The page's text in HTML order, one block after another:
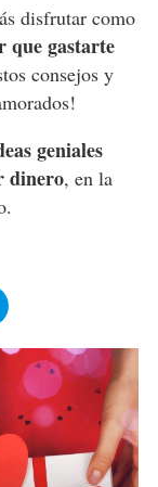
disfrutar como
que gastarte
consejos y
geniales
dinero, en la